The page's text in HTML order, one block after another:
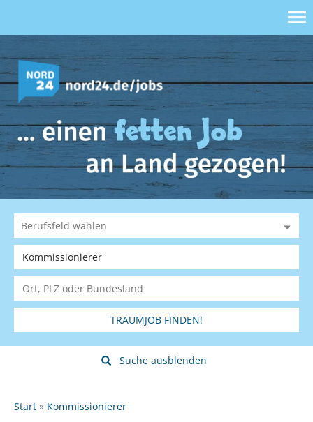
TRAUMJOB FINDEN!
Suche ausblenden
Start Kommissionierer